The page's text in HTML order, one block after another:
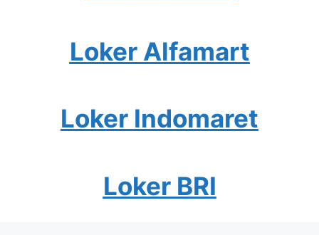
Loker Alfamart
Loker Indomaret
Loker BRI